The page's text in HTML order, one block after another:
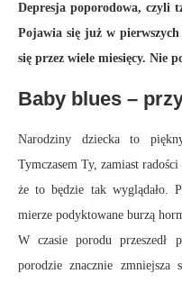
Depresja poporodowa, czyli
Pojawia się już w
się przez wiele miesięcy. Nie
Baby blues –
Narodziny dziecka to
Tymczasem Ty, zamiast
że to będzie tak wyglądało.
mierze podyktowane burzą
W czasie porodu przeszedł
porodzie znacznie zmniejsza